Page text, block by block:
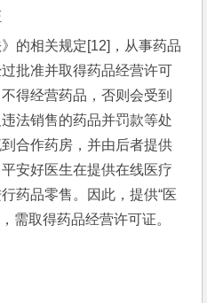
的相关规定[12]，从事药品
批准并取得药品经营许可
得经营药品，否则会受到
法销售的药品并罚款等处
合作药房，并由后者提供
安好医生在提供在线医疗
药品零售。因此，提供“医
需取得药品经营许可证。